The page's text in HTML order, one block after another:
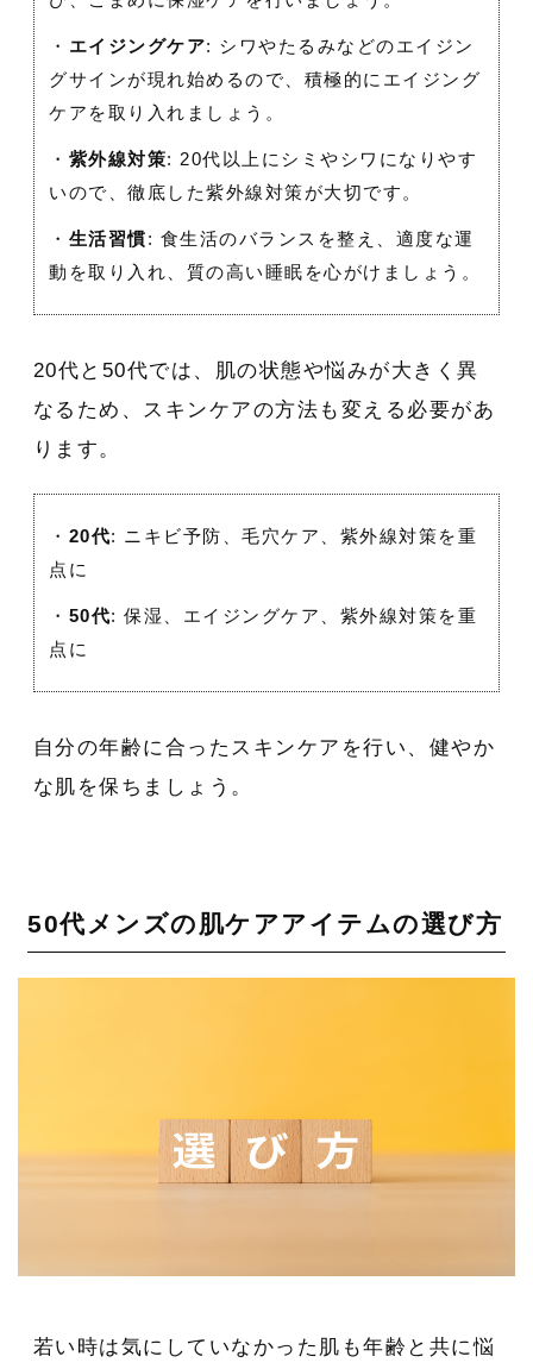
・ エイジングケア: シワやたるみなどのエイジン
グサインが現れ始めるので、積極的にエイジング
ケアを取り入れましょう。
・ 紫外線対策: 20代以上にシミやシワになりやす
いので、徹底した紫外線対策が大切です。
・ 生活習慣: 食生活のバランスを整え、適度な運
動を取り入れ、質の高い睡眠を心がけましょう。
20代と50代では、肌の状態や悩みが大きく異
なるため、スキンケアの方法も変える必要があ
ります。
・ 20代: ニキビ予防、毛穴ケア、紫外線対策を重
点に
・ 50代: 保湿、エイジングケア、紫外線対策を重
点に
自分の年齢に合ったスキンケアを行い、健やか
な肌を保ちましょう。
50代メンズの肌ケアアイテムの選び方
若い時は気にしていなかった肌も年齢と共に悩